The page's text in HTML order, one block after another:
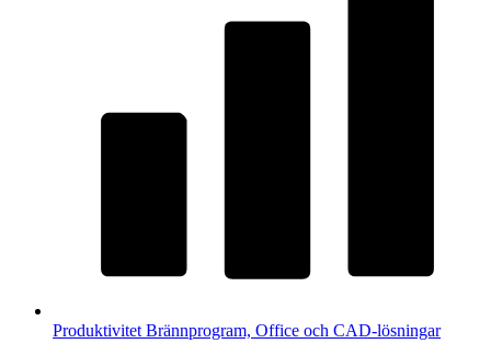
Produktivitet Brännprogram, Office och CAD-lösningar